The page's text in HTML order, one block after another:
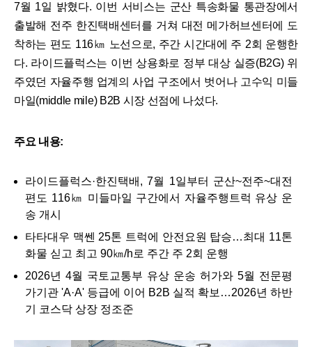
7월 1일 밝혔다. 이번 서비스는 군산 특송화물 통관장에서
출발해 전주 한진택배센터를 거쳐 대전 메가허브센터에 도
착하는 편도 116㎞ 노선으로, 주간 시간대에 주 2회 운행한
다. 라이드플럭스는 이번 상용화로 정부 대상 실증(B2G) 위
주였던 자율주행 업계의 사업 구조에서 벗어나 고수익 미들
마일(middle mile) B2B 시장 선점에 나섰다.
주요 내용:
라이드플럭스·한진택배, 7월 1일부터 군산~전주~대전
편도 116㎞ 미들마일 구간에서 자율주행트럭 유상 운
송 개시
타타대우 맥쎈 25톤 트럭에 안전요원 탑승…최대 11톤
화물 싣고 최고 90㎞/h로 주간 주 2회 운행
2026년 4월 국토교통부 유상 운송 허가와 5월 전문평
가기관 'A·A' 등급에 이어 B2B 실적 확보…2026년 하반
기 코스닥 상장 정조준